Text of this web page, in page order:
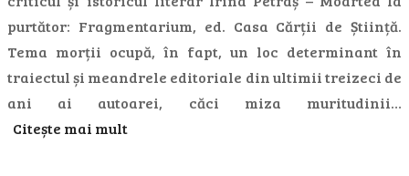
purtător: Fragmentarium, ed. Casa Cărții de Știință.
Tema morții ocupă, în fapt, un loc determinant în
traiectul și meandrele editoriale din ultimii treizeci de
ani ai autoarei, căci miza muritudinii…
Citește mai mult